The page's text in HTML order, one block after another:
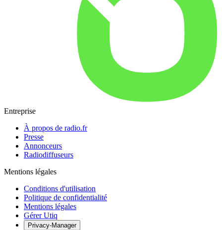
Entreprise
À propos de radio.fr
Presse
Annonceurs
Radiodiffuseurs
Mentions légales
Conditions d'utilisation
Politique de confidentialité
Mentions légales
Gérer Utiq
Privacy-Manager